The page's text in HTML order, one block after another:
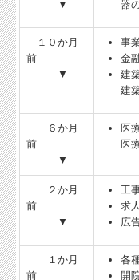
▼
器
１０か月
前
▼
事
金
建
建
６か月
前
▼
医
医
２か月
前
▼
工
求
広
１か月
前
各
開